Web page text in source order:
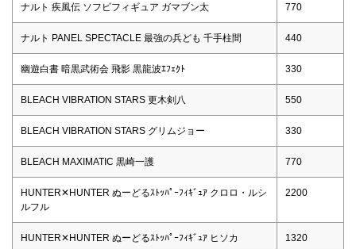
ナルト 疾風伝 ソフビフィギュア ガマブン太 770
ナルト PANEL SPECTACLE 最強の兵ども 千手柱間 440
幽遊白書 暗黒武術会 飛影 黒龍波ｴﾌｪｸﾄ 330
BLEACH VIBRATION STARS 更木剣八 550
BLEACH VIBRATION STARS グリムジョー 330
BLEACH MAXIMATIC 黒崎一護 770
HUNTER✕HUNTER ぬーどるｽﾄｯﾊﾟｰﾌｨｷﾞｭｱ クロロ・ルシ
ルフル
2200
HUNTER✕HUNTER ぬーどるｽﾄｯﾊﾟｰﾌｨｷﾞｭｱ ヒソカ 1320